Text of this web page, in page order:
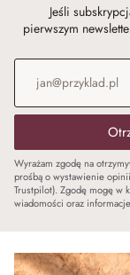
Jeśli
pierwszym
Adres e-mail
Wyrażam zgodę na
prośbą o wystawienie
Trustpilot). Zgodę mogę w
wiadomości oraz